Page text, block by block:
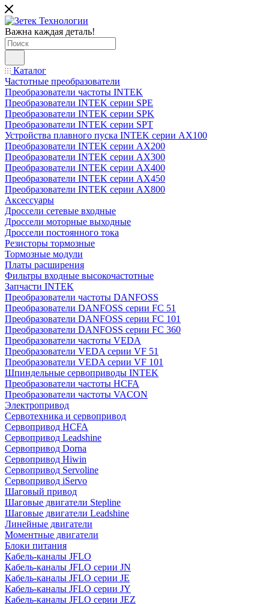
Важна каждая деталь!
Каталог
Частотные преобразователи
Преобразователи частоты INTEK
Преобразователи INTEK серии SPE
Преобразователи INTEK серии SPK
Преобразователи INTEK серии SPT
Устройства плавного пуска INTEK серии AX100
Преобразователи INTEK серии AX200
Преобразователи INTEK серии AX300
Преобразователи INTEK серии AX400
Преобразователи INTEK серии AX450
Преобразователи INTEK серии AX800
Аксессуары
Дроссели сетевые входные
Дроссели моторные выходные
Дроссели постоянного тока
Резисторы тормозные
Тормозные модули
Платы расширения
Фильтры входные высокочастотные
Запчасти INTEK
Преобразователи частоты DANFOSS
Преобразователи DANFOSS серии FC 51
Преобразователи DANFOSS серии FC 101
Преобразователи DANFOSS серии FC 360
Преобразователи частоты VEDA
Преобразователи VEDA серии VF 51
Преобразователи VEDA серии VF 101
Шпиндельные сервоприводы INTEK
Преобразователи частоты HCFA
Преобразователи частоты VACON
Электропривод
Сервотехника и сервопривод
Сервопривод HCFA
Сервопривод Leadshine
Сервопривод Dorna
Сервопривод Hiwin
Сервопривод Servoline
Сервопривод iServo
Шаговый привод
Шаговые двигатели Stepline
Шаговые двигатели Leadshine
Линейные двигатели
Моментные двигатели
Блоки питания
Кабель-каналы JFLO
Кабель-каналы JFLO серии JN
Кабель-каналы JFLO серии JE
Кабель-каналы JFLO серии JY
Кабель-каналы JFLO серии JEZ